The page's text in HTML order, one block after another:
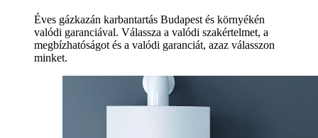
Éves gázkazán karbantartás Budapest és környékén
valódi garanciával. Válassza a valódi szakértelmet, a
megbízhatóságot és a valódi garanciát, azaz válasszon
minket.